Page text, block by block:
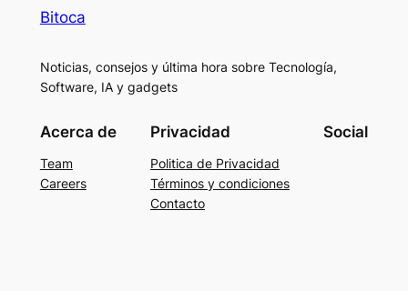
Bitoca
Noticias, consejos y última hora sobre Tecnología,
Software, IA y gadgets
Acerca de
Team
Careers
Privacidad
Politica de Privacidad
Términos y condiciones
Contacto
Social